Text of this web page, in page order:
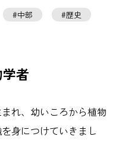
中部
歴史
者
れ、幼いころから植物
身につけていきまし